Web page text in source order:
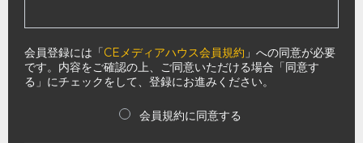
会員登録には「CEメディアハウス会員規約 」への同意が必要
です。内容をご確認の上、ご同意いただける場合「同意す
る」にチェックをして、登録にお進みください。
会員規約に同意する